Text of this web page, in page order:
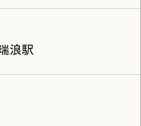
浪駅